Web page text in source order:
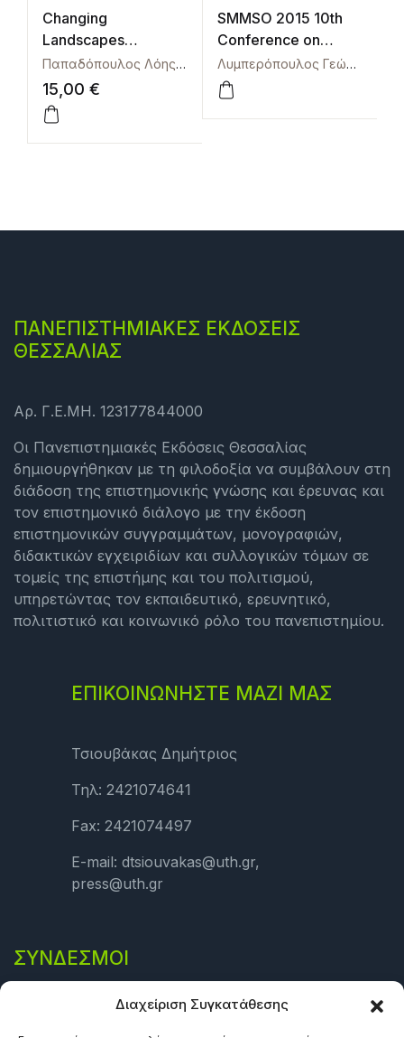
Διαχείριση Συγκατάθεσης
Changing
Landscapes
Mediterranean
Sensitive Areas
Design
Παπαδόπουλος Λόης
,Παπαδόπουλος Σπύρος,Τρόβα
15,00 €
SMMSO 2015 10th
Conference on
Stochastic Models of
Manufacturing and
Service Operations
Λυμπερόπουλος Γεώργιος
ΠΑΝΕΠΙΣΤΗΜΙΑΚΕΣ ΕΚΔΟΣΕΙΣ
ΘΕΣΣΑΛΙΑΣ
Αρ. Γ.Ε.ΜΗ. 123177844000
Οι Πανεπιστημιακές Εκδόσεις Θεσσαλίας
δημιουργήθηκαν με τη φιλοδοξία να συμβάλουν στη
διάδοση της επιστημονικής γνώσης και έρευνας και
τον επιστημονικό διάλογο με την έκδοση
επιστημονικών συγγραμμάτων, μονογραφιών,
διδακτικών εγχειριδίων και συλλογικών τόμων σε
τομείς της επιστήμης και του πολιτισμού,
υπηρετώντας τον εκπαιδευτικό, ερευνητικό,
πολιτιστικό και κοινωνικό ρόλο του πανεπιστημίου.
ΕΠΙΚΟΙΝΩΝΗΣΤΕ ΜΑΖΙ ΜΑΣ
Τσιουβάκας Δημήτριος
Τηλ: 2421074641
Fax: 2421074497
E-mail: dtsiouvakas@uth.gr,
press@uth.gr
ΣΎΝΔΕΣΜΟΙ